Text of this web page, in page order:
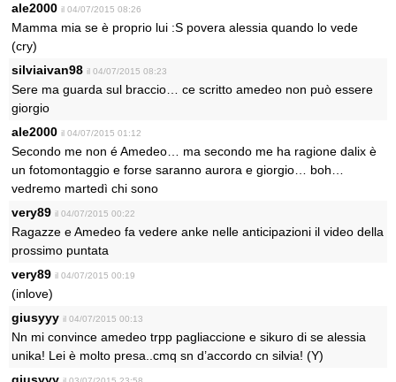
ale2000 il 04/07/2015 08:26
Mamma mia se è proprio lui :S povera alessia quando lo vede
(cry)
silviaivan98 il 04/07/2015 08:23
Sere ma guarda sul braccio… ce scritto amedeo non può essere
giorgio
ale2000 il 04/07/2015 01:12
Secondo me non é Amedeo… ma secondo me ha ragione dalix è
un fotomontaggio e forse saranno aurora e giorgio… boh…
vedremo martedì chi sono
very89 il 04/07/2015 00:22
Ragazze e Amedeo fa vedere anke nelle anticipazioni il video della
prossimo puntata
very89 il 04/07/2015 00:19
(inlove)
giusyyy il 04/07/2015 00:13
Nn mi convince amedeo trpp pagliaccione e sikuro di se alessia
unika! Lei è molto presa..cmq sn d’accordo cn silvia! (Y)